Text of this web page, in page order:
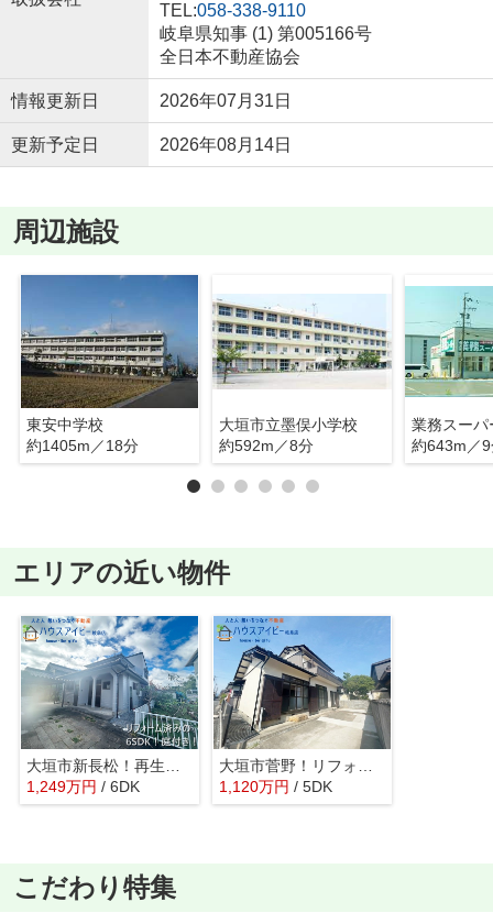
TEL:058-338-9110
岐阜県知事 (1) 第005166号
全日本不動産協会
情報更新日 2026年07月31日
更新予定日 2026年08月14日
周辺施設
東安中学校
約1405m／18分
大垣市立墨俣小学校
約592m／8分
約643m／
エリアの近い物件
1,249万円 / 6DK
1,120万円 / 5DK
こだわり特集